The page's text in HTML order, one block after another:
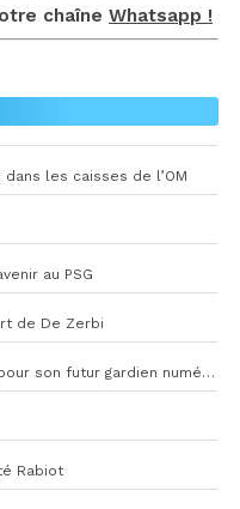
chaîne Whatsapp !
les caisses de l’OM
au PSG
de De Zerbi
Restes, Atubolu, Bulka… L’OM galère pour son futur gardien numéro 1
Rabiot